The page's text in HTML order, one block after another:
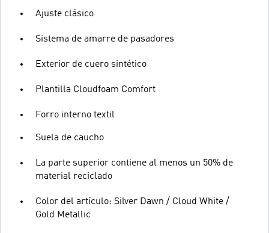
Ajuste clásico
Sistema de amarre de pasadores
Exterior de cuero sintético
Plantilla Cloudfoam Comfort
Forro interno textil
Suela de caucho
La parte superior contiene al menos un 50% de
material reciclado
Color del artículo: Silver Dawn / Cloud White /
Gold Metallic